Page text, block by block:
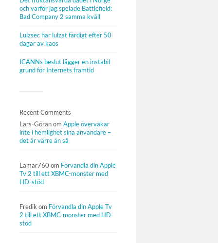
och varför jag spelade Battlefield:
Bad Company 2 samma kväll
Lulzsec har lulzat färdigt efter 50
dagar av kaos
ICANNs beslut lägger en instabil
grund för Internets framtid
Recent Comments
Lars-Göranom Apple övervakar
inte i hemlighet sina användare –
det är värre än så
Lamar760 om Förvandla din Apple
Tv 2 till ett XBMC-monster med
HD-stöd
Fredik om Förvandla din Apple Tv
2 till ett XBMC-monster med HD-
stöd